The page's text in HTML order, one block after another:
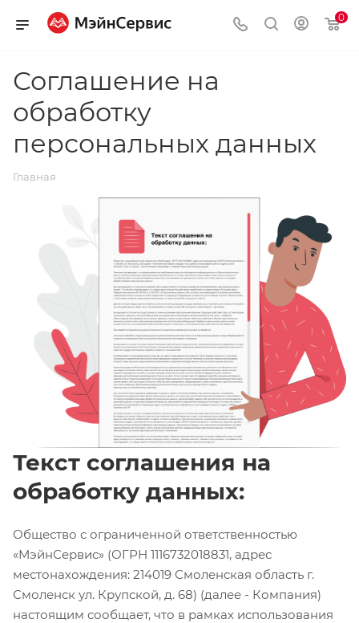
0
Соглашение на
обработку
персональных данных
Главная
Текст соглашения на
обработку данных:
Общество с ограниченной ответственностью
«МэйнСервис» (ОГРН 1116732018831, адрес
местонахождения: 214019 Смоленская область г.
Смоленск ул. Крупской, д. 68) (далее - Компания)
настоящим сообщает, что в рамках использования